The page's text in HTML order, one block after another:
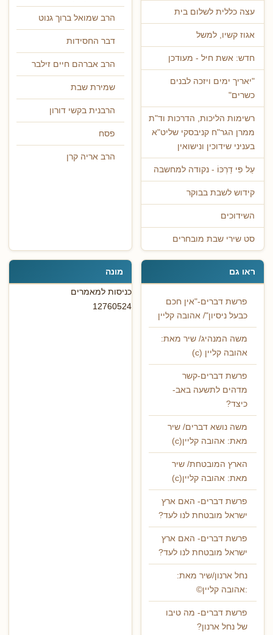
עצה כללית לשלום בית
אגוז קשיו, למשל
חדש: אשת חיל - מעודכן
"יאריך ימים ויזכה לבנים
כשרים"
רשימות הליכות, הדרכות וד"ת
ממרן הגר"ח קניבסקי שליט"א
בעניני שידוכין ונישואין
עַל פִּי דַרְכּוֹ - נקודה למחשבה
קידוש לשבת בבוקר
השידוכים
סט שירי שבת מובחרים
הרב שמואל ברוך גנוט
דבר החסידות
הרב אברהם חיים זילבר
שמירת שבת
הרבנית בקשי דורון
פסח
הרב אריה קרן
ראו גם
פרשת דברים-"אין חכם
כבעל ניסיון"/ אהובה קליין
משה המנהיג/ שיר מאת:
אהובה קליין (c)
פרשת דברים-קשר
מדהים לתשעה באב-
כיצד?
משה נושא דברים/ שיר
מאת: אהובה קליין(c)
הארץ המובטחת/ שיר
מאת: אהובה קליין(c)
פרשת דברים- האם ארץ
ישראל מובטחת לנו לעד?
פרשת דברים- האם ארץ
ישראל מובטחת לנו לעד?
נחל ארנון/שיר מאת:
:אהובה קליין©
פרשת דברים- מה טיבו
של נחל ארנון?
מונה
כניסות למאמרים
12760524